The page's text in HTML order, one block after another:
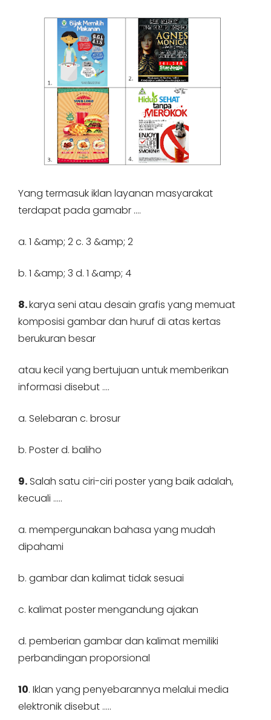
Yang termasuk iklan layanan masyarakat
terdapat pada gamabr ….
a. 1 &amp; 2 c. 3 &amp; 2
b. 1 &amp; 3 d. 1 &amp; 4
8.karya seni atau desain grafis yang memuat
komposisi gambar dan huruf di atas kertas
berukuran besar
atau kecil yang bertujuan untuk memberikan
informasi disebut ….
a. Selebaran c. brosur
b. Poster d. baliho
9. Salah satu ciri-ciri poster yang baik adalah,
kecuali …..
a. mempergunakan bahasa yang mudah
dipahami
b. gambar dan kalimat tidak sesuai
c. kalimat poster mengandung ajakan
d. pemberian gambar dan kalimat memiliki
perbandingan proporsional
10. Iklan yang penyebarannya melalui media
elektronik disebut …..